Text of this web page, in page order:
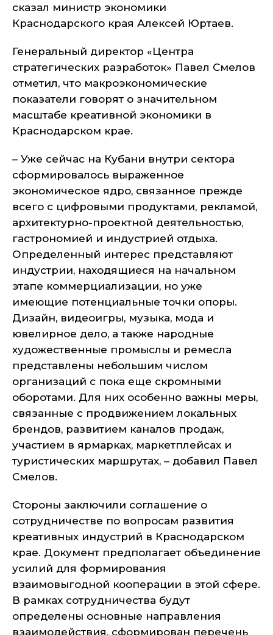
сказал министр экономики
Краснодарского края Алексей Юртаев.
Генеральный директор «Центра
стратегических разработок» Павел Смелов
отметил, что макроэкономические
показатели говорят о значительном
масштабе креативной экономики в
Краснодарском крае.
– Уже сейчас на Кубани внутри сектора
сформировалось выраженное
экономическое ядро, связанное прежде
всего с цифровыми продуктами, рекламой,
архитектурно-проектной деятельностью,
гастрономией и индустрией отдыха.
Определенный интерес представляют
индустрии, находящиеся на начальном
этапе коммерциализации, но уже
имеющие потенциальные точки опоры.
Дизайн, видеоигры, музыка, мода и
ювелирное дело, а также народные
художественные промыслы и ремесла
представлены небольшим числом
организаций с пока еще скромными
оборотами. Для них особенно важны меры,
связанные с продвижением локальных
брендов, развитием каналов продаж,
участием в ярмарках, маркетплейсах и
туристических маршрутах, – добавил Павел
Смелов.
Стороны заключили соглашение о
сотрудничестве по вопросам развития
креативных индустрий в Краснодарском
крае. Документ предполагает объединение
усилий для формирования
взаимовыгодной кооперации в этой сфере.
В рамках сотрудничества будут
определены основные направления
взаимодействия, сформирован перечень